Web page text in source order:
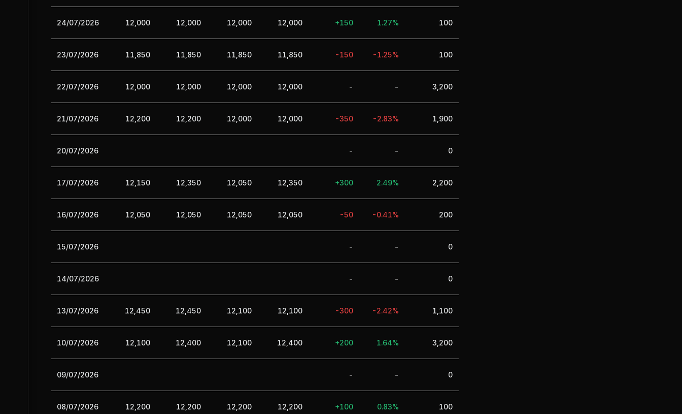
24/07/2026 12,000 12,000 12,000 12,000 +150 1.27% 100
23/07/2026 11,850 11,850 11,850 11,850 -150 -1.25% 100
22/07/2026 12,000 12,000 12,000 12,000 - - 3,200
21/07/2026 12,200 12,200 12,000 12,000 -350 -2.83% 1,900
20/07/2026 - - 0
17/07/2026 12,150 12,350 12,050 12,350 +300 2.49% 2,200
16/07/2026 12,050 12,050 12,050 12,050 -50 -0.41% 200
15/07/2026 - - 0
14/07/2026 - - 0
13/07/2026 12,450 12,450 12,100 12,100 -300 -2.42% 1,100
10/07/2026 12,100 12,400 12,100 12,400 +200 1.64% 3,200
09/07/2026 - - 0
08/07/2026 12,200 12,200 12,200 12,200 +100 0.83% 100